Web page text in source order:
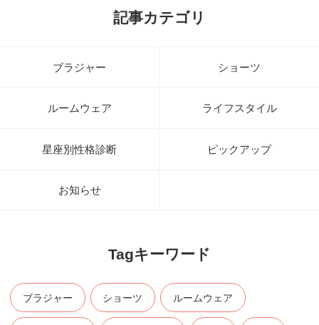
記事カテゴリ
ブラジャー ショーツ
ルームウェア ライフスタイル
星座別性格診断 ピックアップ
お知らせ
Tagキーワード
ブラジャー ショーツ ルームウェア